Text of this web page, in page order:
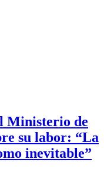
Ministerio de
su labor: “La
inevitable”